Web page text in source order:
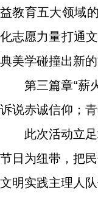
益教育五大领域
化志愿力量打通
典美学碰撞出新的
第三篇章“薪
诉说赤诚信仰；
此次活动立
节日为纽带，把
文明实践主理人